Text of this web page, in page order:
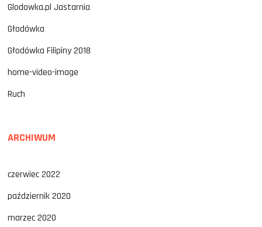
Glodowka.pl Jastarnia
Głodówka
Głodówka Filipiny 2018
home-video-image
Ruch
ARCHIWUM
czerwiec 2022
październik 2020
marzec 2020